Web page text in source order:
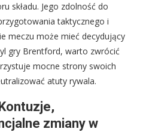
składu. Jego zdolność do
taktycznego i
meczu może mieć decydujący
gry Brentford, warto zwrócić
mocne strony swoich
atuty rywala.
zmiany w